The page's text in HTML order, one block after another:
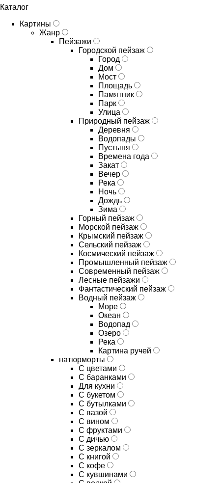
Каталог
Картины
Жанр
Пейзажи
Городской пейзаж
Город
Дом
Мост
Площадь
Памятник
Парк
Улица
Природный пейзаж
Деревня
Водопады
Пустыня
Времена года
Закат
Вечер
Река
Ночь
Дождь
Зима
Горный пейзаж
Морской пейзаж
Крымский пейзаж
Сельский пейзаж
Космический пейзаж
Промышленный пейзаж
Современный пейзаж
Лесные пейзажи
Фантастический пейзаж
Водный пейзаж
Море
Океан
Водопад
Озеро
Река
Картина ручей
натюрморты
С цветами
С баранками
Для кухни
C букетом
C бутылками
C вазой
C вином
C фруктами
C дичью
C зеркалом
C книгой
C кофе
C кувшинами